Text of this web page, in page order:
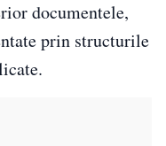
documentele,
prin structurile